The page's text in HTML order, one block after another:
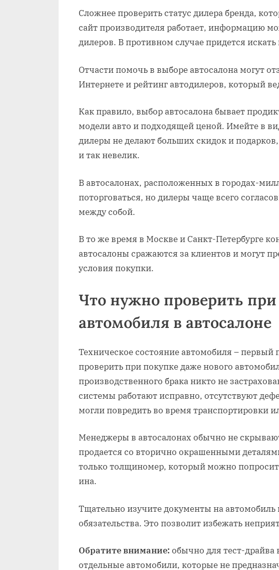
Сложнее проверить статус дилера бренда,
сайт производителя работает, информацию
дилеров. В противном случае придется
Отчасти помочь в выборе автосалона могут
Интернете и рейтинг автодилеров, который
Как правило, выбор автосалона бывает
модели авто и подходящей ценой. Имейте в
дилеры не делают больших скидок и
и так невелик.
В автосалонах, расположенных в городах-
поторговаться, но дилеры чаще всего
между собой.
В то же время в Москве и Санкт-Петербурге
автосалоны сражаются за клиентов и могут
условия покупки.
Что нужно проверить при
автомобиля в автосалоне
Техническое состояние автомобиля –
проверить при покупке даже нового
производственного брака никто не
системы работают исправно, отсутствуют
могли повредить во время транспортировки
Менеджеры в автосалонах обычно не
продается со вторично окрашенными
только толщиномер, который можно
ина.
Тщательно изучите документы на автомобиль
обязательства. Это позволит избежать
Обратите внимание: обычно для тест-драйва
отдельные автомобили, которые не